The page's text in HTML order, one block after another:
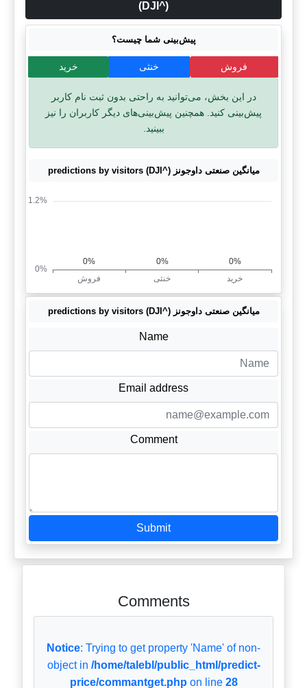
(^DJI)
پیش‌بینی شما چیست؟
فروش خنثی خرید
در این بخش، می‌توانید به راحتی بدون ثبت نام کاربر
پیش‌بینی کنید. همچنین پیش‌بینی‌های دیگر کاربران را نیز
ببینید.
میانگین صنعتی داوجونز (^DJI) predictions by visitors
میانگین صنعتی داوجونز (^DJI) predictions by visitors
Name
Email address
Comment
Submit
Comments
Notice: Trying to get property 'Name' of non-
object in /home/talebl/public_html/predict-
price/commantget.php on line 28